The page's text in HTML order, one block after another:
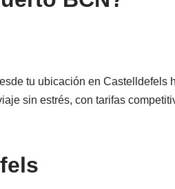
tu ubicación en Castelldefels
sin estrés, con tarifas